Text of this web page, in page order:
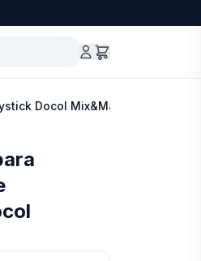
Docol Mix&Match Inox